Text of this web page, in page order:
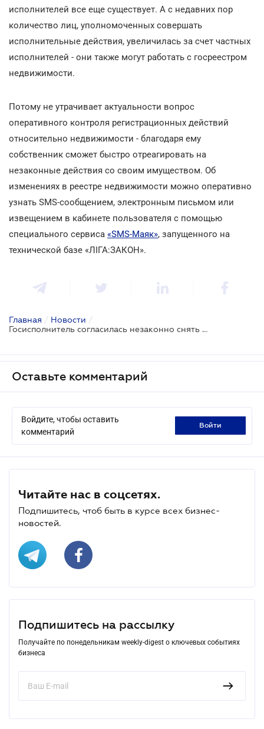
исполнителей все еще существует. А с недавних пор
количество лиц, уполномоченных совершать
исполнительные действия, увеличилась за счет частных
исполнителей - они также могут работать с госреестром
недвижимости.
Потому не утрачивает актуальности вопрос
оперативного контроля регистрационных действий
относительно недвижимости - благодаря ему
собственник сможет быстро отреагировать на
незаконные действия со своим имуществом. Об
изменениях в реестре недвижимости можно оперативно
узнать SMS-сообщением, электронным письмом или
извещением в кабинете пользователя с помощью
специального сервиса «SMS-Маяк», запущенного на
технической базе «ЛІГА:ЗАКОН».
Главная / Новости /
Госисполнитель согласилась незаконно снять арест с недвижимости за 23 тысячи гривен
Оставьте комментарий
Войдите, чтобы оставить
комментарий
войти
Читайте нас в соцсетях.
Подпишитесь, чтоб быть в курсе всех бизнес-
новостей.
Подпишитесь на рассылку
Получайте по понедельникам weekly-digest о ключевых событиях
бизнеса